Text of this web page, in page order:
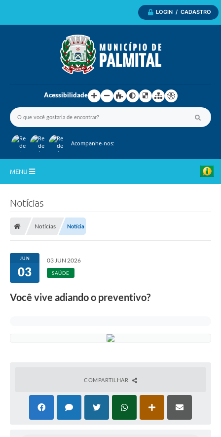
LOGIN / CADASTRO
Acessibilidade
Acompanhe-nos:
MENU
Departamentos
Câmara Municipal
Notícias
Notícias Notícia
JUN
03
03 JUN 2026
SAÚDE
Você vive adiando o preventivo?
COMPARTILHAR